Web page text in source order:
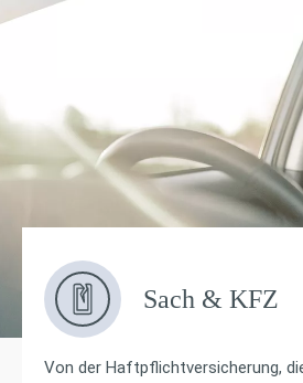
Sach & KFZ
Von der Haftpflichtversicherung,